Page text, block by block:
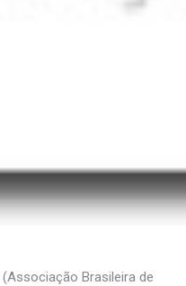
(Associação Brasileira de